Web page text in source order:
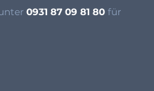
0931 87 09 81 80 für